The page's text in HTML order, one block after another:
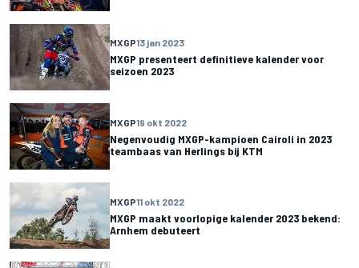
MXGP13 jan 2023
MXGP presenteert definitieve kalender voor
seizoen 2023
MXGP19 okt 2022
Negenvoudig MXGP-kampioen Cairoli in 2023
teambaas van Herlings bij KTM
MXGP11 okt 2022
MXGP maakt voorlopige kalender 2023 bekend:
Arnhem debuteert